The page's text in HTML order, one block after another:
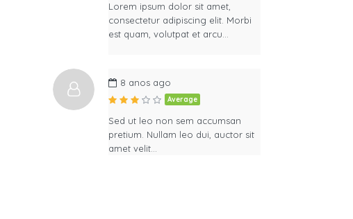
Lorem ipsum dolor sit amet,
consectetur adipiscing elit. Morbi
est quam, volutpat et arcu…
8 anos ago
Average
Sed ut leo non sem accumsan
pretium. Nullam leo dui, auctor sit
amet velit…